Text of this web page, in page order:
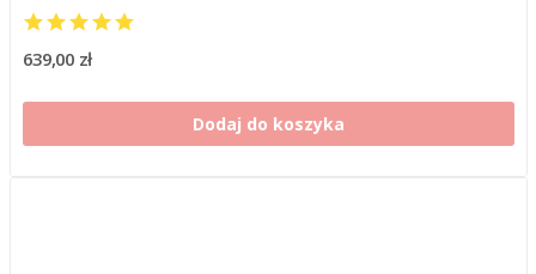
639,00 zł
Dodaj do koszyka